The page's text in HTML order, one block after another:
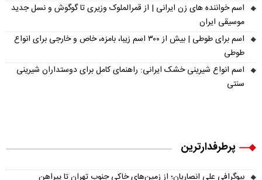
اسم خواننده های زن ایرانی | از قمرالملوک وزیری تا گوگوش و نسل جدید
موسیقی ایران
اسم برای طوطی | بیش از ۳۰۰ اسم زیبا، بامزه، خاص و خارجی برای انواع
طوطی
اسم انواع شیرینی خشک ایرانی: راهنمای کامل برای دوستداران شیرینی
سنتی
پرطرفدارترین
بیوگرافی علی انصاریان؛ از زمین‌های خاکی جنوب تهران تا پیراهن